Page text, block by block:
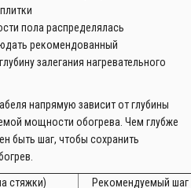
пола распределялась
рекомендованный
залегания нагревательного
напрямую зависит от глубины
мощности обогрева. Чем глубже
быть шаг, чтобы сохранить
стяжки)
Рекомендуемый шаг